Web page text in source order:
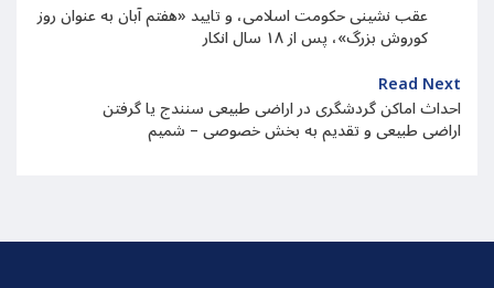
عقب نشینی حکومت اسلامی، و تایید «هفتم آبان به عنوان روز
کوروش بزرگ»، پس از ۱۸ سال انکار
Read Next
احداث اماکن گردشگری در اراضی طبیعی سنندج یا گرفتن
اراضی طبیعی و تقدیم به بخش خصوصی – شمیم